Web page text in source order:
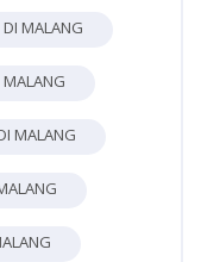
MALANG
MALANG